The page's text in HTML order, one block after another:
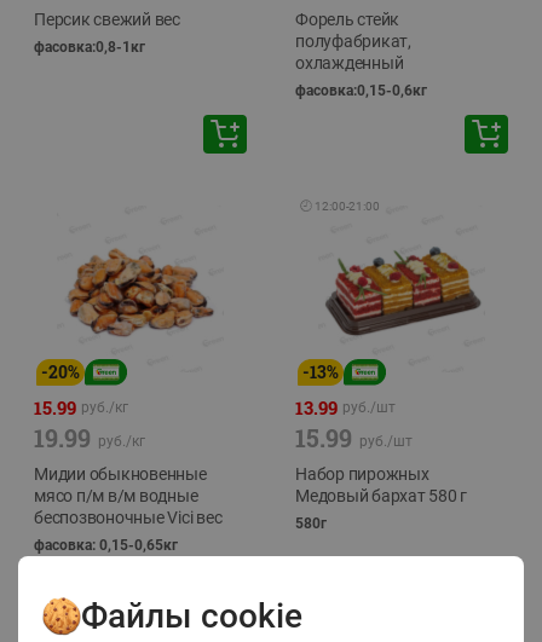
Персик свежий вес
фасовка:0,8-1кг
Форель стейк
полуфабрикат,
охлажденный
фасовка:0,15-0,6кг
-20%
15.99 руб./кг
19.99 руб./кг
Мидии обыкновенные
мясо п/м в/м водные
беспозвоночные Vici вес
фасовка: 0,15-0,65кг
🕘 12:00-21:00
-13%
13.99 руб./шт
15.99 руб./шт
Набор пирожных
Медовый бархат 580 г
580г
Файлы cookie